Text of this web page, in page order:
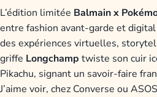
L’édition limitée Balmain x
entre fashion avant-garde et
des expériences virtuelles,
griffe Longchamp twiste son cuir
Pikachu, signant un savoir-faire
J’aime voir, chez Converse ou